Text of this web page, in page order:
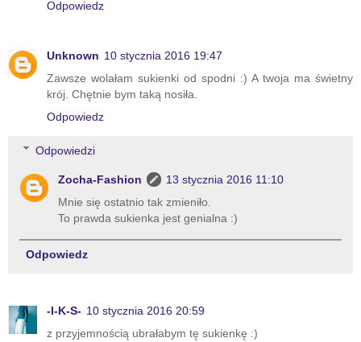
Odpowiedz
Unknown 10 stycznia 2016 19:47
Zawsze wolałam sukienki od spodni :) A twoja ma świetny
krój. Chętnie bym taką nosiła.
Odpowiedz
Odpowiedzi
Zocha-Fashion
13 stycznia 2016 11:10
Mnie się ostatnio tak zmieniło.
To prawda sukienka jest genialna :)
Odpowiedz
-I-K-S- 10 stycznia 2016 20:59
z przyjemnością ubrałabym tę sukienkę :)